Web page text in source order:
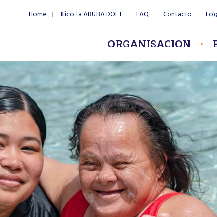
ORGANISACION
Home Kico ta ARUBA DOET FAQ Contacto